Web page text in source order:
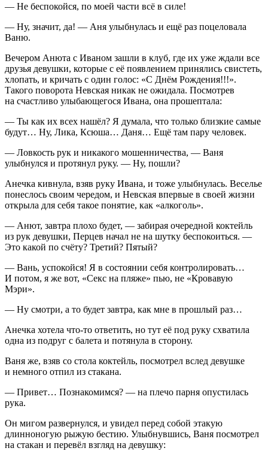
— Не беспокойся, по моей части всё в силе!
— Ну, значит, да! — Аня улыбнулась и ещё раз поцеловала
Ваню.
Вечером Анюта с Иваном зашли в клуб, где их уже ждали все
друзья девушки, которые с её появлением принялись свистеть,
хлопать, и кричать с один голос: «С Днём Рождения!!!».
Такого поворота Невская никак не ожидала. Посмотрев
на счастливо улыбающегося Ивана, она прошептала:
— Ты как их всех нашёл? Я думала, что только близкие самые
будут… Ну, Лика, Ксюша… Даня… Ещё там пару человек.
— Ловкость рук и никакого мошенничества, — Ваня
улыбнулся и протянул руку. — Ну, пошли?
Анечка кивнула, взяв руку Ивана, и тоже улыбнулась. Веселье
понеслось своим чередом, и Невская впервые в своей жизни
открыла для себя такое понятие, как «алкоголь».
— Анют, завтра плохо будет, — забирая очередной коктейль
из рук девушки, Перцев начал не на шутку беспокоиться. —
Это какой по счёту? Третий? Пятый?
— Вань, успокойся! Я в состоянии себя контролировать…
И потом, я же вот, «Секс на пляже» пью, не «Кровавую
Мэри».
— Ну смотри, а то будет завтра, как мне в прошлый раз…
Анечка хотела что-то ответить, но тут её под руку схватила
одна из подруг с балета и потянула в сторону.
Ваня же, взяв со стола коктейль, посмотрел вслед девушке
и немного отпил из стакана.
— Привет… Познакомимся? — на плечо парня опустилась
рука.
Он мигом развернулся, и увидел перед собой этакую
длинноногую рыжую бестию. Улыбнувшись, Ваня посмотрел
на стакан и перевёл взгляд на девушку: